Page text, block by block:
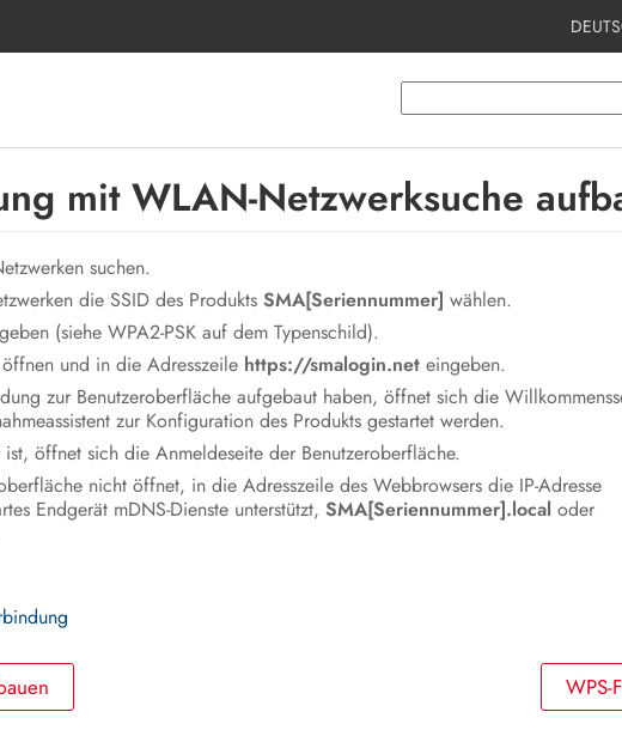
mit WLAN-Netzwerksuche
suchen.
die SSID des Produkts SMA[Seriennummer] wählen.
(siehe WPA2-PSK auf dem Typenschild).
und in die Adresszeile https://smalogin.net eingeben.
zur Benutzeroberfläche aufgebaut haben, öffnet sich die
zur Konfiguration des Produkts gestartet werden.
öffnet sich die Anmeldeseite der Benutzeroberfläche.
nicht öffnet, in die Adresszeile des Webbrowsers die IP-Adresse
Endgerät mDNS-Dienste unterstützt, SMA[Seriennummer].local oder
WPS-